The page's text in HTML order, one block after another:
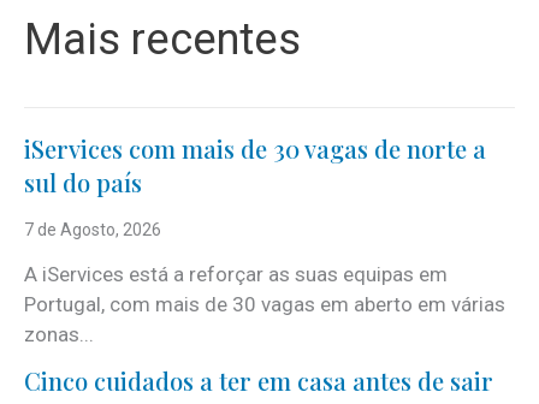
Mais recentes
iServices com mais de 30 vagas de norte a
sul do país
7 de Agosto, 2026
A iServices está a reforçar as suas equipas em
Portugal, com mais de 30 vagas em aberto em várias
zonas...
Cinco cuidados a ter em casa antes de sair